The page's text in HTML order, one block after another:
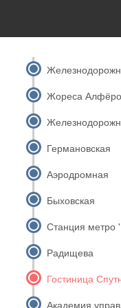
Жореса
Германовская
Аэродромная
Быховская
Станция метро
Радищева
Гостиница
Академия